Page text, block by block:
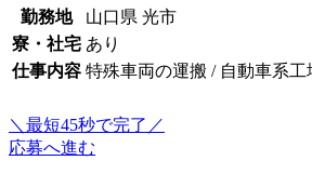
勤務地
山口県 光市
寮・社宅 あり
仕事内容 特殊車両の運搬 / 自動車系工
＼最短45秒で完了／
応募へ進む